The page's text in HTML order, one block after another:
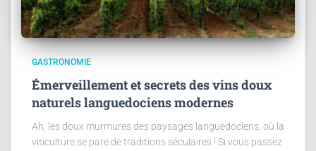
GASTRONOMIE
Émerveillement et secrets des vins doux
naturels languedociens modernes
Ah, les doux murmures des paysages languedociens, où la
viticulture se pare de traditions séculaires ! Si vous passez